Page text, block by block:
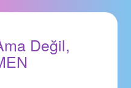
Değil,